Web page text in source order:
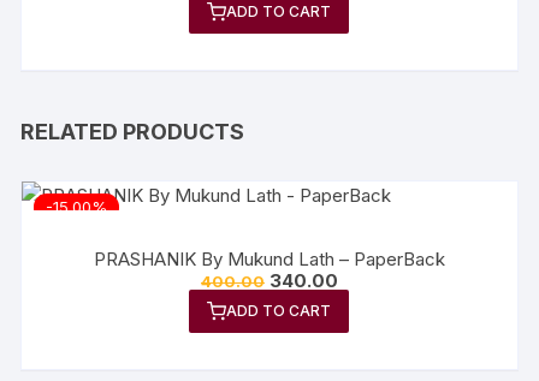
ADD TO CART
RELATED PRODUCTS
-15.00%
PRASHANIK By Mukund Lath – PaperBack
400.00 340.00
ADD TO CART